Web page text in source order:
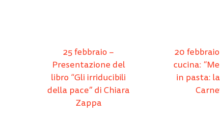
25 febbraio –
Presentazione del
libro “Gli irriducibili
della pace” di Chiara
Zappa
20
cucina:
in pasta: